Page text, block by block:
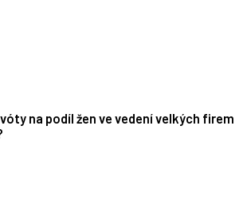
na podíl žen ve vedení velkých firem